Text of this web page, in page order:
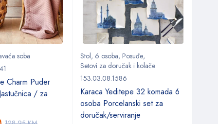
soba
Charm Puder
/ za
Stol, 6 osoba, Posuđe,
Setovi za doručak i kolače
153.03.08.1586
Karaca Yeditepe 32 komada 6
osoba Porcelanski set za
doručak/serviranje